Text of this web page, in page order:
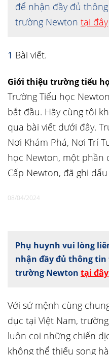
để nhận đầy đủ
trường Newton tại đây
1 Bài viết.
Giới thiệu trường tiểu
Trường Tiểu học
bắt đầu. Hãy cùng tôi
qua bài viết dưới đây.
Nơi Khám Phá, Nơi Trí
học Newton, một phần
Cấp Newton, đã ghi
08/04/2024
Phụ huynh vui lòng
nhận đầy đủ thông
trường Newton tại đây
Với sứ mệnh cùng
dục tại Việt Nam,
luôn coi những chiến
không thể thiếu song